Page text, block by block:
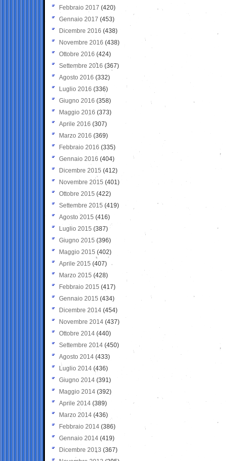
Febbraio 2017 (420)
Gennaio 2017 (453)
Dicembre 2016 (438)
Novembre 2016 (438)
Ottobre 2016 (424)
Settembre 2016 (367)
Agosto 2016 (332)
Luglio 2016 (336)
Giugno 2016 (358)
Maggio 2016 (373)
Aprile 2016 (307)
Marzo 2016 (369)
Febbraio 2016 (335)
Gennaio 2016 (404)
Dicembre 2015 (412)
Novembre 2015 (401)
Ottobre 2015 (422)
Settembre 2015 (419)
Agosto 2015 (416)
Luglio 2015 (387)
Giugno 2015 (396)
Maggio 2015 (402)
Aprile 2015 (407)
Marzo 2015 (428)
Febbraio 2015 (417)
Gennaio 2015 (434)
Dicembre 2014 (454)
Novembre 2014 (437)
Ottobre 2014 (440)
Settembre 2014 (450)
Agosto 2014 (433)
Luglio 2014 (436)
Giugno 2014 (391)
Maggio 2014 (392)
Aprile 2014 (389)
Marzo 2014 (436)
Febbraio 2014 (386)
Gennaio 2014 (419)
Dicembre 2013 (367)